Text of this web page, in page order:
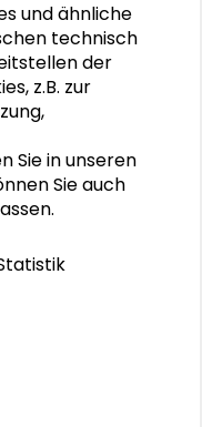
und ähnliche
technisch
der
z.B. zur
Sie in unseren
Sie auch